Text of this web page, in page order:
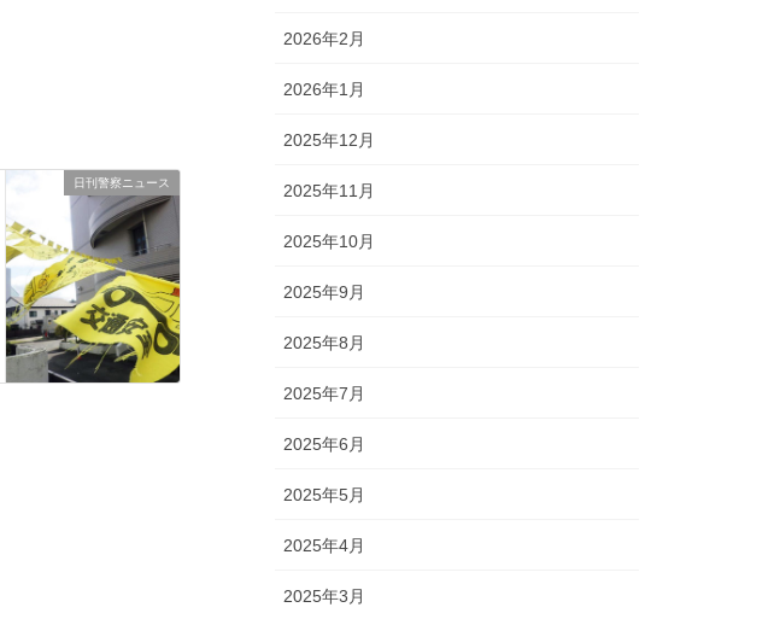
日刊警察ニュース
2026年2月
2026年1月
2025年12月
2025年11月
2025年10月
2025年9月
2025年8月
2025年7月
2025年6月
2025年5月
2025年4月
2025年3月